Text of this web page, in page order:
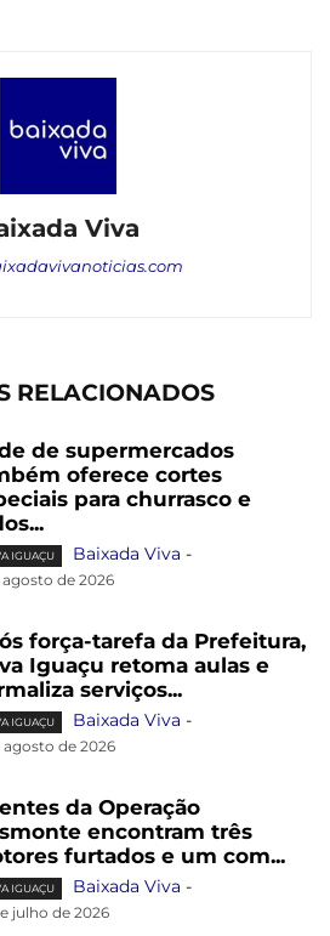
Viva
RELACIONADOS
de supermercados
oferece cortes
para churrasco e
IGUAÇU Baixada Viva -
agosto de 2026
força-tarefa da Prefeitura,
Iguaçu retoma aulas e
serviços...
IGUAÇU Baixada Viva -
agosto de 2026
da Operação
encontram três
furtados e um com...
IGUAÇU Baixada Viva -
julho de 2026